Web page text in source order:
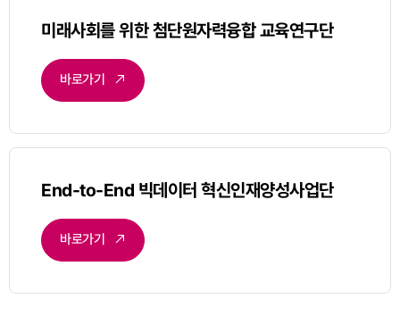
미래사회를 위한 첨단원자력융합 교육연구단
바로가기
End-to-End 빅데이터 혁신인재양성사업단
바로가기